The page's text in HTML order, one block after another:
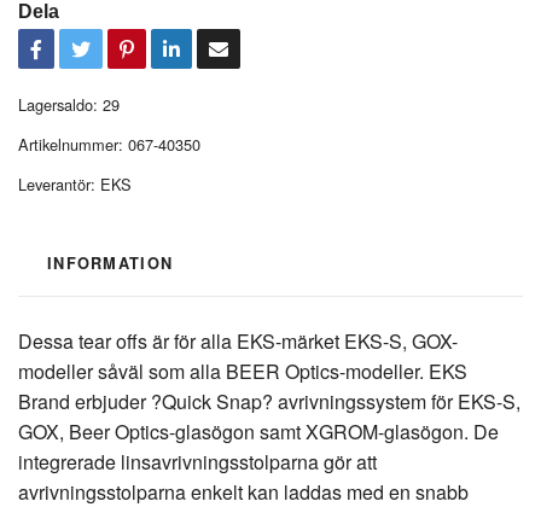
Dela
Lagersaldo: 29
Artikelnummer: 067-40350
Leverantör: EKS
INFORMATION
Dessa tear offs är för alla EKS-märket EKS-S, GOX-
modeller såväl som alla BEER Optics-modeller. EKS
Brand erbjuder ?Quick Snap? avrivningssystem för EKS-S,
GOX, Beer Optics-glasögon samt XGROM-glasögon. De
integrerade linsavrivningsstolparna gör att
avrivningsstolparna enkelt kan laddas med en snabb